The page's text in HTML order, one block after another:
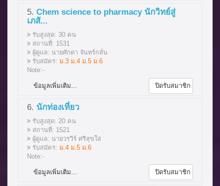
5. Chem science to pharmacy นักวิทย์สู่
เภสั...
รับสูงสุด: 30 คน
สถานที่: 1531
ผู้ดูแล: นายศักดา จันทร์กลั่น
รับสมัคร: ม.3 ม.4 ม.5 ม.6
Note:-
ข้อมูลเพิ่มเติม... ปิดรับสมาชิก
6. นักท่องเที่ยว
รับสูงสุด: 20 คน
สถานที่: 1521
ผู้ดูแล: นายวรวีร์ ศรีสุขใส
รับสมัคร: ม.4 ม.5 ม.6
Note:-
ข้อมูลเพิ่มเติม... ปิดรับสมาชิก